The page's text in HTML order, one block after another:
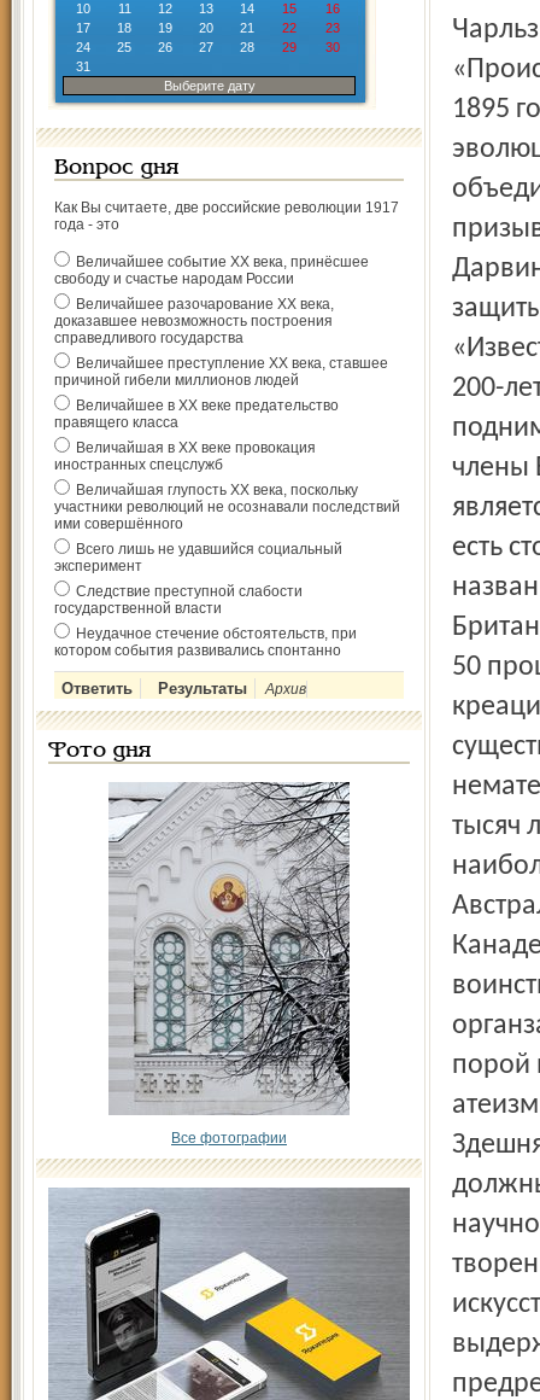
10
11 12 13 14 15
16
17
18 19 20 21 22
23
24
25 26 27 28 29
30
31
Выберите дату
Вопрос дня
Как Вы считаете, две российские революции 1917
года - это
Величайшее событие ХХ века, принёсшее
свободу и счастье народам России
Величайшее разочарование ХХ века,
доказавшее невозможность построения
справедливого государства
Величайшее преступление ХХ века, ставшее
причиной гибели миллионов людей
Величайшее в ХХ веке предательство
правящего класса
Величайшая в ХХ веке провокация
иностранных спецслужб
Величайшая глупость ХХ века, поскольку
участники революций не осознавали последствий
ими совершённого
Всего лишь не удавшийся социальный
эксперимент
Следствие преступной слабости
государственной власти
Неудачное стечение обстоятельств, при
котором события развивались спонтанно
Архив
Фото дня
Все фотографии
Чарльз Дарвин опубликовал свой главный труд
1895
200-
члены
есть
50
тысяч
порой